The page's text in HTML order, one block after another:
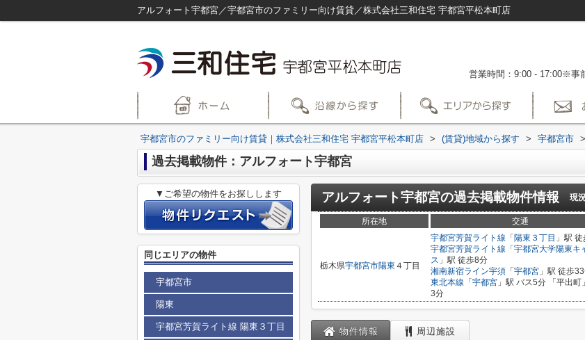
アルフォート宇都宮／宇都宮市のファミリー向け賃貸／株式会社三和住宅 宇都宮平松本町店
営業時間：9:00 - 17:00※事
宇都宮市のファミリー向け賃貸｜株式会社三和住宅 宇都宮平松本町店 > (賃貸)地域から探す > 宇都宮市 >
過去掲載物件：アルフォート宇都宮
アルフォート宇都宮の過去掲載物件情報 現
所在地 交通
栃木県宇都宮市陽東 ４丁目
宇都宮芳賀ライト線 「 陽東３丁目 」駅
宇都宮芳賀ライト線 「 宇都宮大学陽東キ
ス 」駅 徒歩8分
湘南新宿ライン宇須 「 宇都宮 」駅 徒歩
東北本線 「 宇都宮 」駅 バス5分 「平出町
3分
物件情報 周辺施設
▼ご希望の物件をお探しします
同じエリアの物件
宇都宮市
陽東
宇都宮芳賀ライト線 陽東３丁目